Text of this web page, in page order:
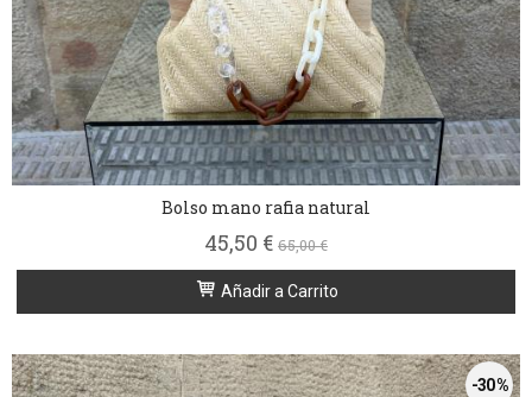
Bolso mano rafia natural
45,50 € 65,00 €
Añadir a Carrito
-30 %